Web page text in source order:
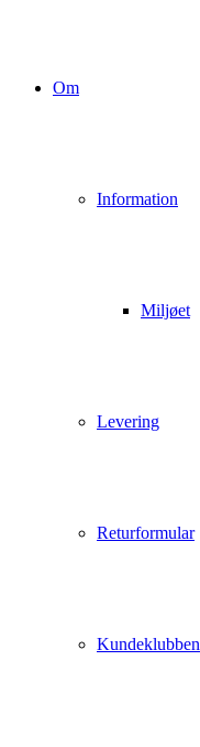
Om
Information
Miljøet
Levering
Returformular
Kundeklubben